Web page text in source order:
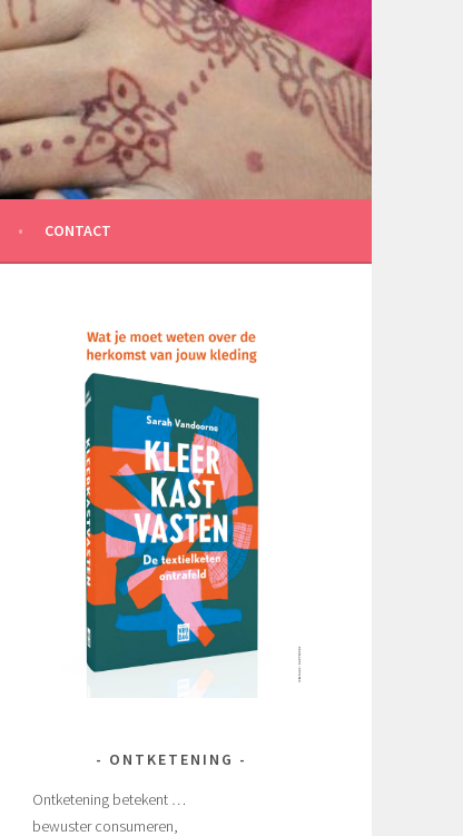
CONTACT
ONTKETENING
Ontketening betekent …
bewuster consumeren,